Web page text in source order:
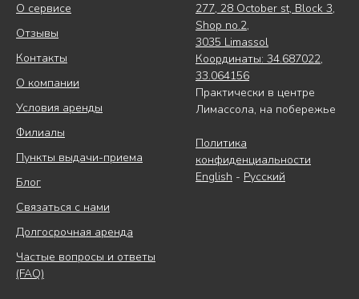
О сервисе
Отзывы
Контакты
О компании
Условия аренды
Филиалы
Пункты выдачи-приема
Блог
Связаться с нами
Долгосрочная аренда
Частые вопросы и ответы
(FAQ)
277, 28 October st, Block 3,
Shop no.2,
3035 Limassol
Координаты: 34.687022,
33.064156
Практически в центре
Лимассола, на побережье
Политика
конфиденциальности
English - Русский